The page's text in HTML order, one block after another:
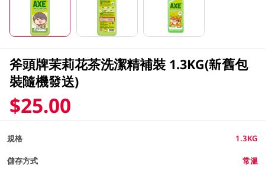
斧頭牌茉莉花茶洗潔精補裝 1.3KG(新舊包
裝隨機發送)
$25.00
規格 1.3KG
儲存方式 常溫